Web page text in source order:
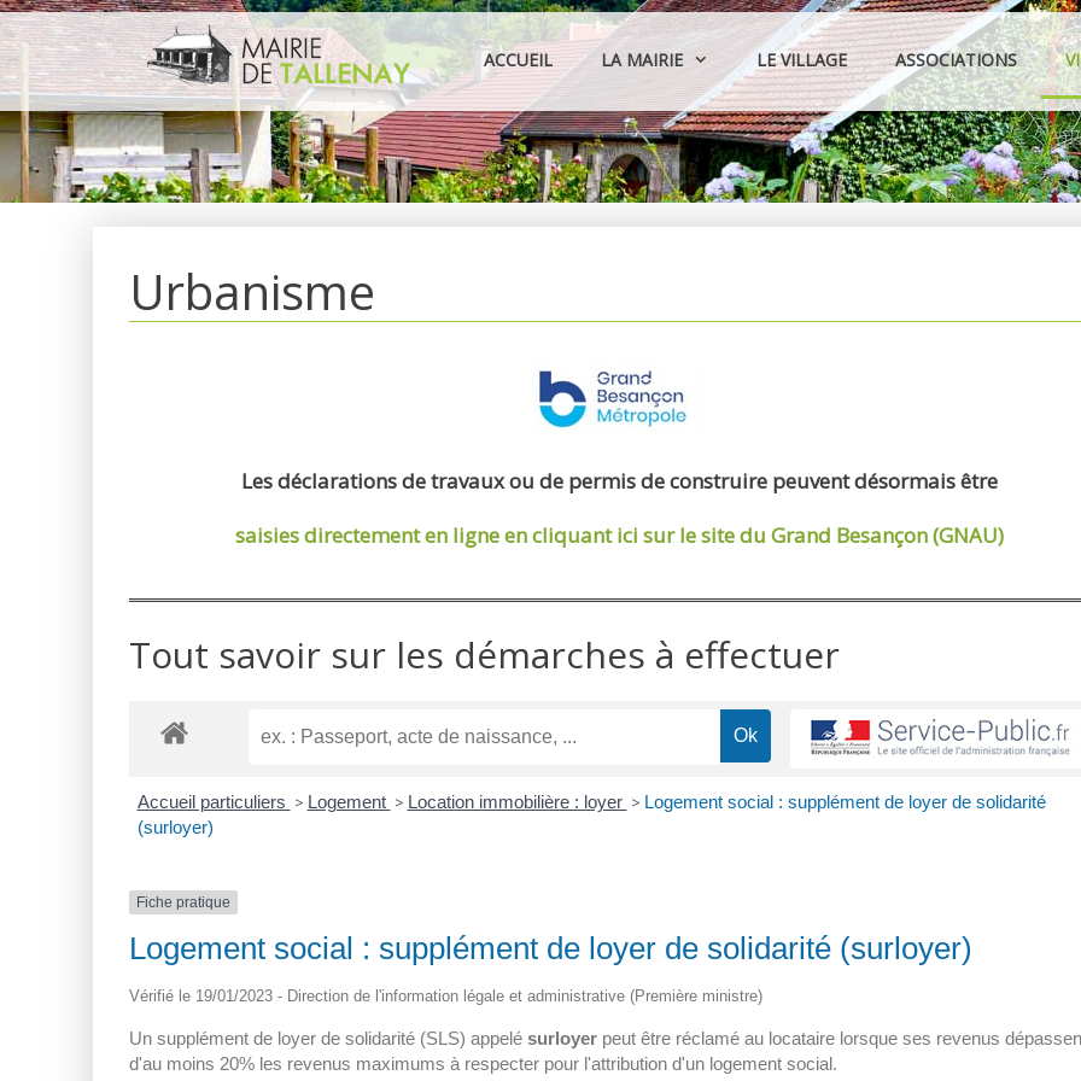
Aller
au
contenu
ACCUEIL LA MAIRIE LE VILLAGE ASSOCIATIONS
Urbanisme
Les déclarations de travaux ou de permis de construire peuvent désormais être
saisies directement en ligneen cliquant ici sur le site du Grand Besançon (GNAU)
Tout savoir sur les démarches à effectuer
Accueil particuliers > Logement > Location immobilière : loyer > Logement social : supplément de loyer de solidarité
(surloyer)
Fiche pratique
Logement social : supplément de loyer de solidarité (surloyer)
Vérifié le 19/01/2023 - Direction de l'information légale et administrative (Première ministre)
Un supplément de loyer de solidarité (SLS) appelé surloyer peut être réclamé au locataire lorsque ses revenus
d'au moins 20% les revenus maximums à respecter pour l'attribution d'un logement social.